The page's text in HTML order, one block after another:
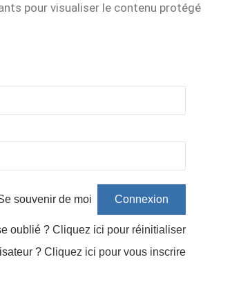
pour visualiser le contenu protégé
souvenir de moi
oublié ? Cliquez ici pour réinitialiser
? Cliquez ici pour vous inscrire